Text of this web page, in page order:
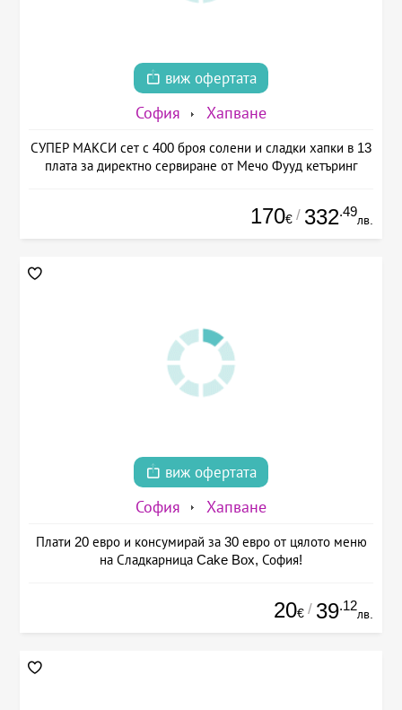
виж офертата
София Хапване
СУПЕР МАКСИ сет с 400 броя солени и сладки хапки в 13
плата за директно сервиране от Мечо Фууд кетъринг
170€ / 332.49
лв.
виж офертата
София Хапване
Плати 20 евро и консумирай за 30 евро от цялото меню
на Сладкарница Cake Box, София!
20€ / 39.12
лв.